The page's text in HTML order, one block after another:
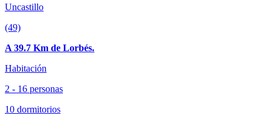
Uncastillo
(49)
A 39.7 Km de Lorbés.
Habitación
2 - 16 personas
10 dormitorios